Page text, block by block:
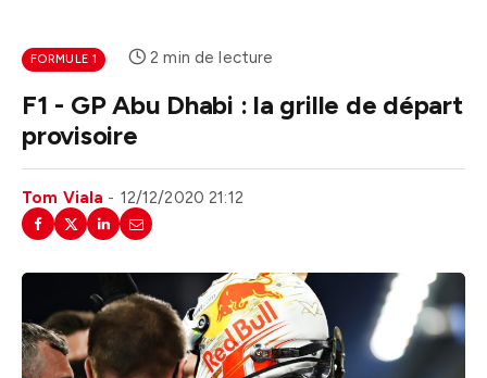
FORMULE 1 2 min de lecture
F1 - GP Abu Dhabi : la grille de départ
provisoire
Tom Viala 12/12/2020 21:12